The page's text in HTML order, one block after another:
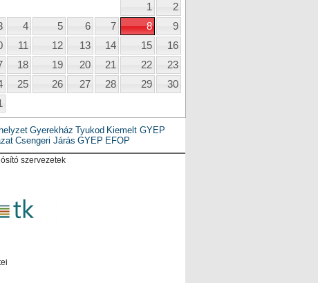
1
2
4 5 6 7 8
9
11 12 13 14 15
16
18 19 20 21 22
23
25 26 27 28 29
30
Gyerekház Tyukod Kiemelt GYEP
Csengeri Járás GYEP EFOP
szervezetek